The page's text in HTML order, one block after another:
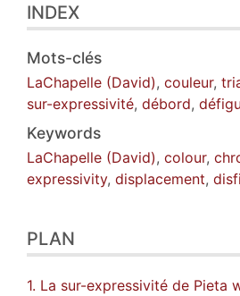
INDEX
Mots-clés
LaChapelle (David), couleur,
sur-expressivité, débord,
Keywords
LaChapelle (David), colour,
expressivity, displacement,
PLAN
1. La sur-expressivité de Pieta